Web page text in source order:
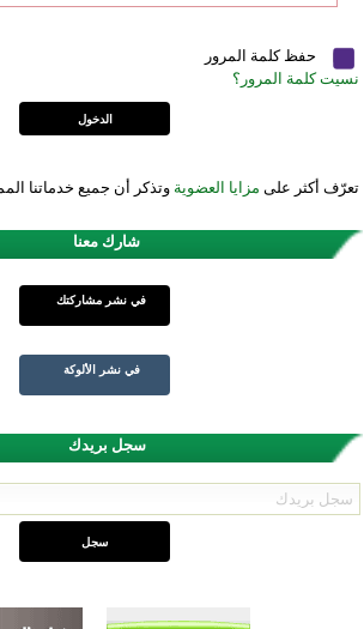
حفظ كلمة المرور
نسيت كلمة المرور؟
تعرّف أكثر على مزايا العضوية وتذكر أن جميع خدماتنا
شارك معنا
في نشر مشاركتك
في نشر الألوكة
سجل بريدك